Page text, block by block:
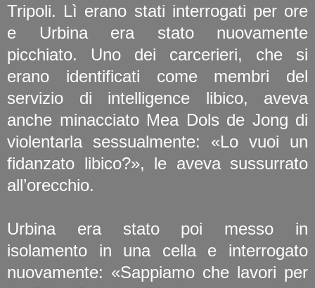
Tripoli. Lì erano stati interrogati per ore
e Urbina era stato nuovamente
picchiato. Uno dei carcerieri, che si
erano identificati come membri del
servizio di intelligence libico, aveva
anche minacciato Mea Dols de Jong di
violentarla sessualmente: «Lo vuoi un
fidanzato libico?», le aveva sussurrato
all’orecchio.
Urbina era stato poi messo in
isolamento in una cella e interrogato
nuovamente: «Sappiamo che lavori per